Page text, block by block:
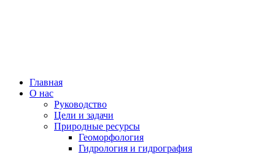
Главная
О нас
Руководство
Цели и задачи
Природные ресурсы
Геоморфология
Гидрология и гидрография